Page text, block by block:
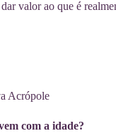
valor ao que é
Acrópole
com a idade?